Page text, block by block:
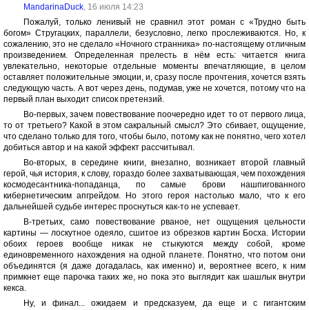
MandarinaDuck, 16 июля 14:23
Пожалуй, только ленивый не сравнил этот роман с «Трудно быть
богом» Стругацких, параллели, безусловно, легко прослеживаются. Но, к
сожалению, это не сделало «Ночного странника» по-настоящему отличным
произведением. Определенная прелесть в нём есть: читается книга
увлекательно, некоторые отдельные моменты впечатляющие, в целом
оставляет положительные эмоции, и, сразу после прочтения, хочется взять
следующую часть. А вот через день, подумав, уже не хочется, потому что на
первый план выходит список претензий.
Во-первых, зачем повествование поочередно идет то от первого лица,
то от третьего? Какой в этом сакральный смысл? Это сбивает, ощущение,
что сделано только для того, чтобы было, потому как не понятно, чего хотел
добиться автор и на какой эффект рассчитывал.
Во-вторых, в середине книги, внезапно, возникает второй главный
герой, чья история, к слову, гораздо более захватывающая, чем похождения
космодесантника-попаданца, по самые брови нашпигованного
кибернетическим апгрейдом. Но этого героя настолько мало, что к его
дальнейшей судьбе интерес проснуться как-то не успевает.
В-третьих, само повествование рваное, нет ощущения цельности
картины — лоскутное одеяло, сшитое из обрезков картин Босха. Истории
обоих героев вообще никак не стыкуются между собой, кроме
единовременного нахождения на одной планете. Понятно, что потом они
объединятся (я даже догадалась, как именно) и, вероятнее всего, к ним
примкнет еще парочка таких же, но пока это выглядит как шашлык внутри
кекса.
Ну, и финал... ожидаем и предсказуем, да еще и с гигантским